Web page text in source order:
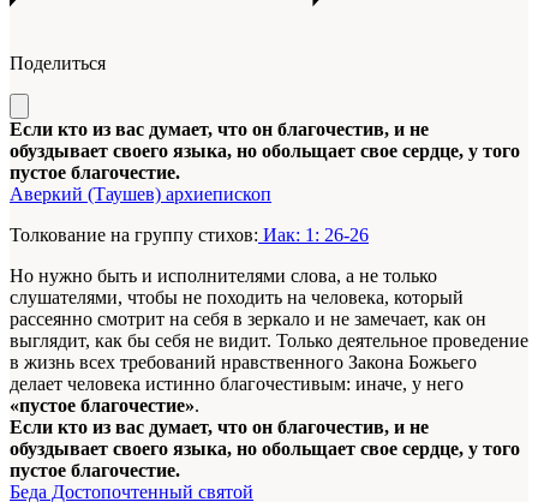
Поделиться
Если кто из вас думает, что он благочестив, и не
обуздывает своего языка, но обольщает свое сердце, у того
пустое благочестие.
Аверкий (Таушев) архиепископ
Толкование на группу стихов: Иак: 1: 26-26
Но нужно быть и исполнителями слова, а не только
слушателями, чтобы не походить на человека, который
рассеянно смотрит на себя в зеркало и не замечает, как он
выглядит, как бы себя не видит. Только деятельное проведение
в жизнь всех требований нравственного Закона Божьего
делает человека истинно благочестивым: иначе, у него
«пустое благочестие».
Если кто из вас думает, что он благочестив, и не
обуздывает своего языка, но обольщает свое сердце, у того
пустое благочестие.
Беда Достопочтенный святой